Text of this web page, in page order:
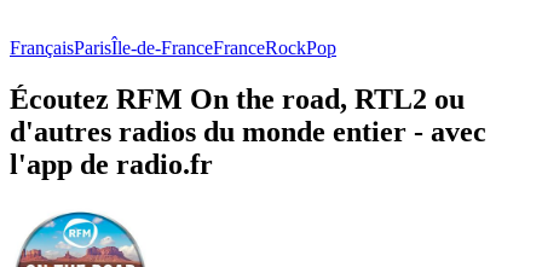
FrançaisParisÎle-de-FranceFranceRockPop
Écoutez RFM On the road, RTL2 ou
d'autres radios du monde entier - avec
l'app de radio.fr